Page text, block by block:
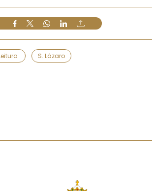
S. Lázaro